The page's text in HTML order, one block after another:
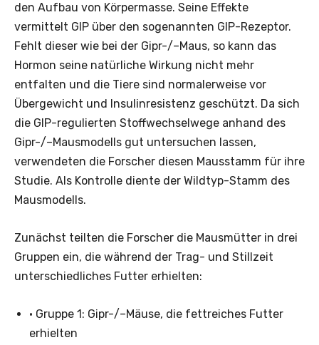
den Aufbau von Körpermasse. Seine Effekte
vermittelt GIP über den sogenannten GIP-Rezeptor.
Fehlt dieser wie bei der Gipr-/–Maus, so kann das
Hormon seine natürliche Wirkung nicht mehr
entfalten und die Tiere sind normalerweise vor
Übergewicht und Insulinresistenz geschützt. Da sich
die GIP-regulierten Stoffwechselwege anhand des
Gipr-/–Mausmodells gut untersuchen lassen,
verwendeten die Forscher diesen Mausstamm für ihre
Studie. Als Kontrolle diente der Wildtyp-Stamm des
Mausmodells.
Zunächst teilten die Forscher die Mausmütter in drei
Gruppen ein, die während der Trag- und Stillzeit
unterschiedliches Futter erhielten:
• Gruppe 1: Gipr-/–Mäuse, die fettreiches Futter
erhielten